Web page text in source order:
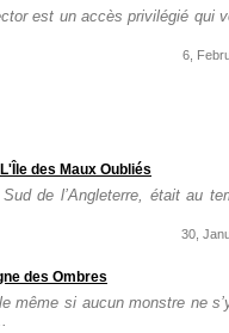
est un accès privilégié qui
6,
des Maux Oubliés
de l’Angleterre, était au
30,
des Ombres
même si aucun monstre ne